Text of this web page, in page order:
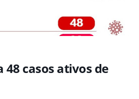
casos ativos de